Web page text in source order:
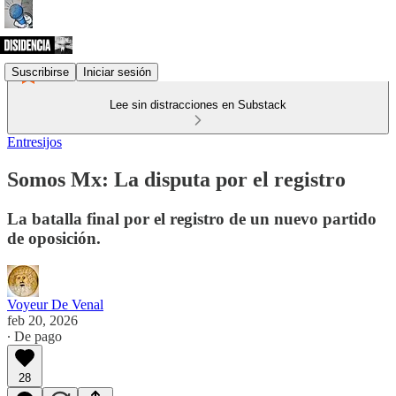
Suscribirse Iniciar sesión
Lee sin distracciones en Substack
Entresijos
Somos Mx: La disputa por el registro
La batalla final por el registro de un nuevo partido
de oposición.
Voyeur De Venal
feb 20, 2026
∙ De pago
28